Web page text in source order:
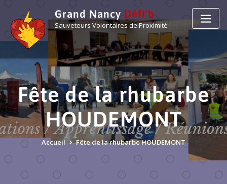
Grand Nancy Défi'b
Sauveteurs Volontaires de Proximité
Fête de la rhubarbe
HOUDEMONT
Accueil Fête de la rhubarbe HOUDEMONT